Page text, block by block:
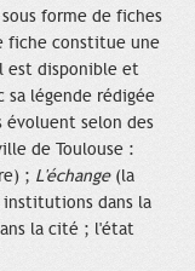
forme de fiches
fiche constitue une
est disponible et
sa légende rédigée
évoluent selon des
de Toulouse :
; L'échange(la
dans la
la cité ; l'état